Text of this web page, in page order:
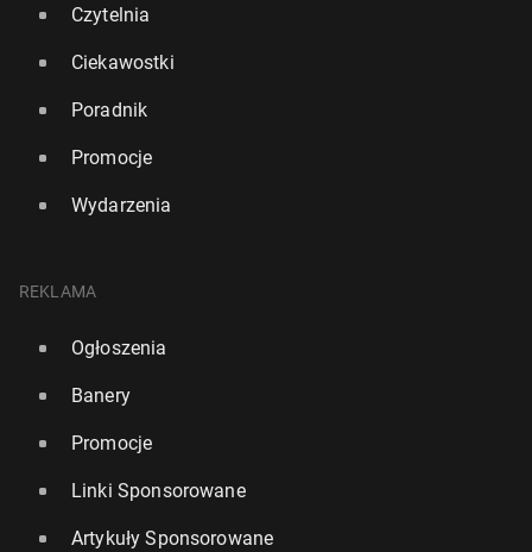
Czytelnia
Ciekawostki
Poradnik
Promocje
Wydarzenia
REKLAMA
Ogłoszenia
Banery
Promocje
Linki Sponsorowane
Artykuły Sponsorowane